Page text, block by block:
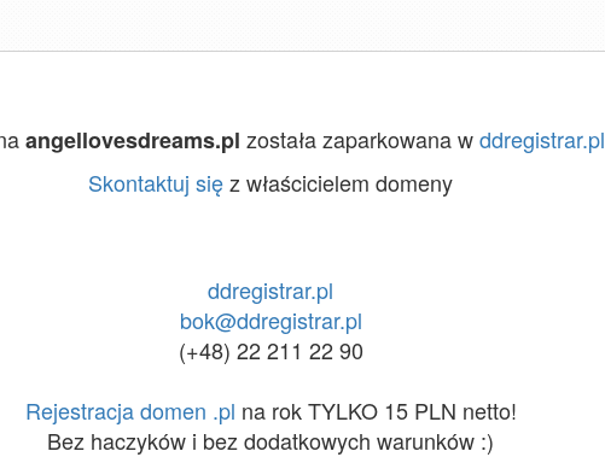
angellovesdreams.pl została zaparkowana wddregistrar.pl
Skontaktuj sięz właścicielem domeny
ddregistrar.pl
bok@ddregistrar.pl
(+48) 22 211 22 90
Rejestracja domen .pl na rok TYLKO 15 PLN netto!
Bez haczyków i bez dodatkowych warunków :)